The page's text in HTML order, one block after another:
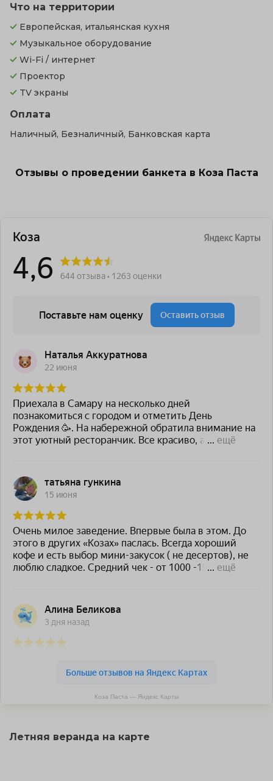
Что на территории
Европейская, итальянская кухня
Музыкальное оборудование
Wi-Fi / интернет
Проектор
TV экраны
Оплата
Наличный, Безналичный, Банковская карта
Отзывы о проведении банкета в Коза Паста
Коза Паста — Яндекс Карты
Летняя веранда на карте